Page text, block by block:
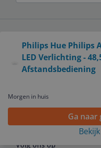
Philips Hue Philips
LED Verlichting -
Afstandsbediening
Morgen in huis
Ga
Service
Volg ons op